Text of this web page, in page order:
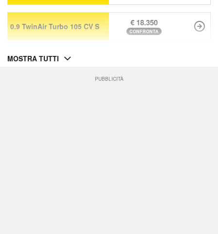
0.9 TwinAir Turbo 105 CV S € 18.350
CONFRONTA
MOSTRA TUTTI
PUBBLICITÀ